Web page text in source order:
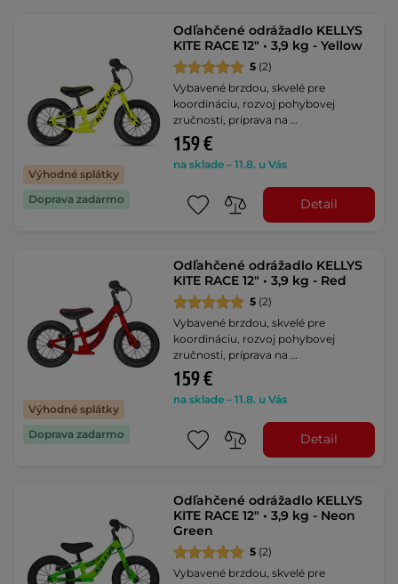
Výhodné splátky
Doprava zadarmo
Odľahčené odrážadlo KELLYS
KITE RACE 12" • 3,9 kg - Yellow
5 (2)
Vybavené brzdou, skvelé pre
koordináciu, rozvoj pohybovej
zručnosti, príprava na …
159 €
na sklade – 11.8. u Vás
Detail
Výhodné splátky
Doprava zadarmo
Odľahčené odrážadlo KELLYS
KITE RACE 12" • 3,9 kg - Red
5 (2)
Vybavené brzdou, skvelé pre
koordináciu, rozvoj pohybovej
zručnosti, príprava na …
159 €
na sklade – 11.8. u Vás
Detail
Odľahčené odrážadlo KELLYS
KITE RACE 12" • 3,9 kg - Neon
Green
5 (2)
Vybavené brzdou, skvelé pre